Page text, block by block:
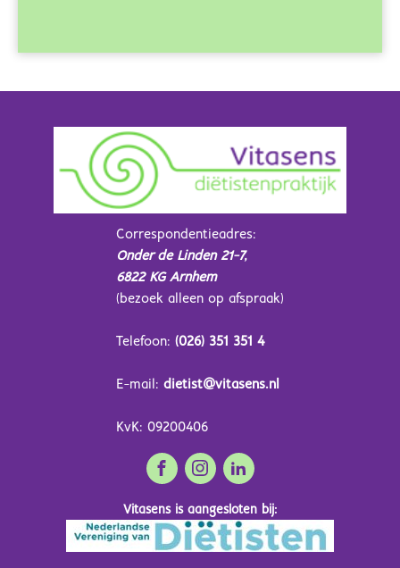
Correspondentieadres:
Onder de Linden 21-7,
6822 KG Arnhem
(bezoek alleen op afspraak)
Telefoon: (026) 351 351 4
E-mail: dietist@vitasens.nl
KvK: 09200406
Vitasens is aangesloten bij: